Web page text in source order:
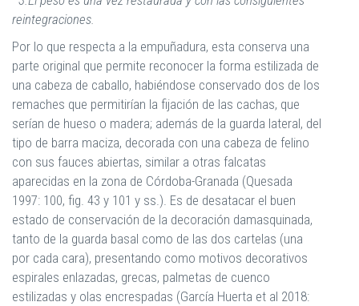
reintegraciones.
Por lo que respecta a la empuñadura, esta conserva una
parte original que permite reconocer la forma estilizada de
una cabeza de caballo, habiéndose conservado dos de los
remaches que permitirían la fijación de las cachas, que
serían de hueso o madera; además de la guarda lateral, del
tipo de barra maciza, decorada con una cabeza de felino
con sus fauces abiertas, similar a otras falcatas
aparecidas en la zona de Córdoba-Granada (Quesada
1997: 100, fig. 43 y 101 y ss.). Es de desatacar el buen
estado de conservación de la decoración damasquinada,
tanto de la guarda basal como de las dos cartelas (una
por cada cara), presentando como motivos decorativos
espirales enlazadas, grecas, palmetas de cuenco
estilizadas y olas encrespadas (García Huerta et al 2018: